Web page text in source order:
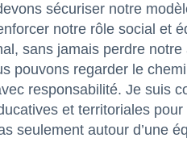
sécuriser notre
notre rôle social et
sans jamais perdre
pouvons regarder le
responsabilité. Je suis
et territoriales
seulement autour d’une